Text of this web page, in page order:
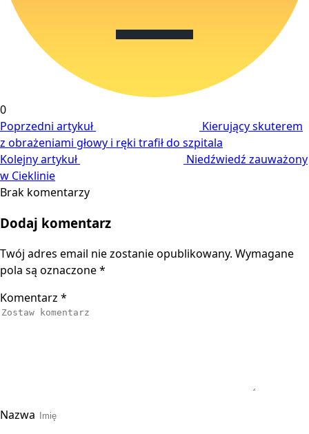
0
Poprzedni artykuł
Kierujący skuterem
z obrażeniami głowy i ręki trafił do szpitala
Kolejny artykuł
Niedźwiedź zauważony
w Cieklinie
Brak komentarzy
Dodaj komentarz
Twój adres email nie zostanie opublikowany. Wymagane
pola są oznaczone*
Komentarz *
Nazwa